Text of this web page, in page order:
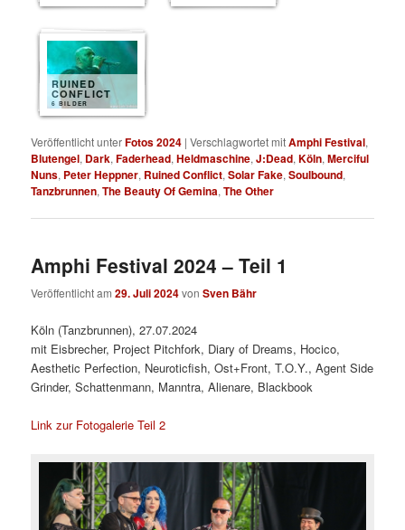
RUINED
CONFLICT
6 BILDER
Veröffentlicht unterFotos 2024 |Verschlagwortet mitAmphi Festival,
Blutengel, Dark,Faderhead,Heldmaschine,J:Dead,Köln,Merciful
Nuns, Peter Heppner, Ruined Conflict,Solar Fake,Soulbound,
Tanzbrunnen,The Beauty Of Gemina,The Other
Amphi Festival 2024 – Teil 1
Veröffentlicht am29. Juli 2024vonSven Bähr
Köln (Tanzbrunnen), 27.07.2024
mit Eisbrecher, Project Pitchfork, Diary of Dreams, Hocico,
Aesthetic Perfection, Neuroticfish, Ost+Front, T.O.Y., Agent Side
Grinder, Schattenmann, Manntra, Alienare, Blackbook
Link zur Fotogalerie Teil 2